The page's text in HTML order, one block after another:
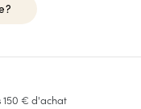
150 € d'achat